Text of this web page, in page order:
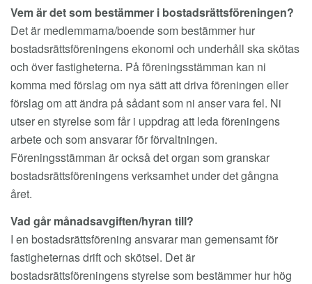
Vem är det som bestämmer i bostadsrättsföreningen?
Det är medlemmarna/boende som bestämmer hur
bostadsrättsföreningens ekonomi och underhåll ska skötas
och över fastigheterna. På föreningsstämman kan ni
komma med förslag om nya sätt att driva föreningen eller
förslag om att ändra på sådant som ni anser vara fel. Ni
utser en styrelse som får i uppdrag att leda föreningens
arbete och som ansvarar för förvaltningen.
Föreningsstämman är också det organ som granskar
bostadsrättsföreningens verksamhet under det gångna
året.
Vad går månadsavgiften/hyran till?
I en bostadsrättsförening ansvarar man gemensamt för
fastigheternas drift och skötsel. Det är
bostadsrättsföreningens styrelse som bestämmer hur hög